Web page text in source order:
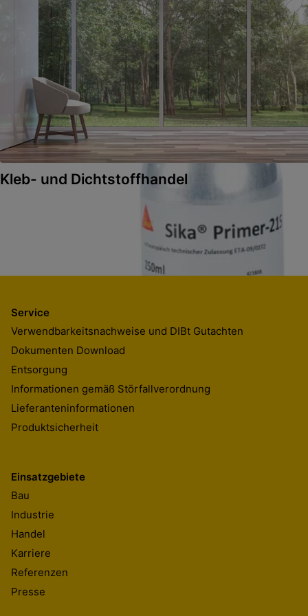
SikaBond® T-1 Purform®
Elastischer Klebstoff für Dach-, Klempner- und Aussenarbeiten
SikaBond®-126 Maximum Tack
Sika® Primer-215
Nichtpigmentierter, lösemittelhaltiger Voranstrich für Kunststoffe
Kleb- und Dichtstoffhandel
Service
Verwendbarkeitsnachweise und DIBt Gutachten
Dokumenten Download
Entsorgung
Informationen gemäß Störfallverordnung
Lieferanteninformationen
Produktsicherheit
Einsatzgebiete
Bau
Industrie
Handel
Karriere
Referenzen
Presse